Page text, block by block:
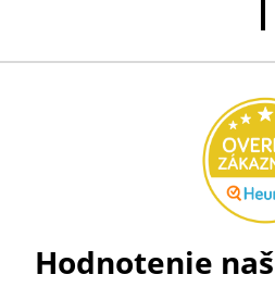
Hodnotenie